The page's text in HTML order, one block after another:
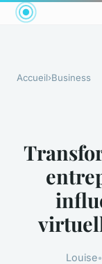
Accueil›Business
Louise•